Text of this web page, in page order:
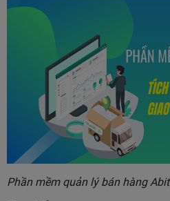
Phần mềm quản lý bán hàng Abit